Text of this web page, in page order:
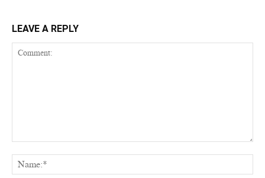
LEAVE A REPLY